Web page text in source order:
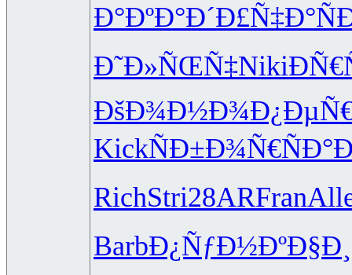
Ð°ÐºÐ°Ð´Ð£Ñ‡Ð°Ñ
Ð˜Ð»ÑŒÑ‡Niki
ÐšÐ¾Ð½Ð¾
KickÑÐ±Ð¾Ñ€
RichStri28ARFran
BarbÐ¿ÑƒÐ½Ðº